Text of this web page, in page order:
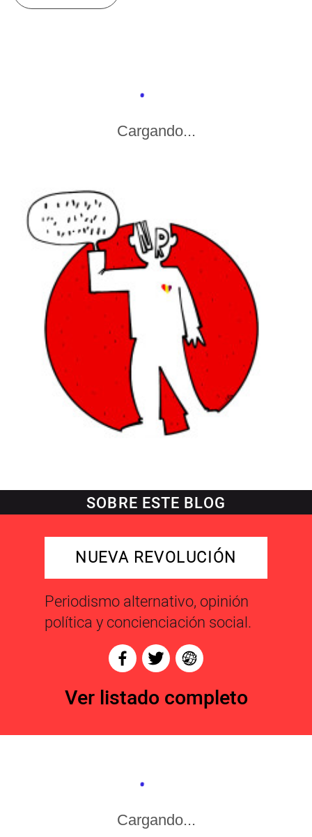
Cargando...
SOBRE ESTE BLOG
NUEVA REVOLUCIÓN
Periodismo alternativo, opinión
política y concienciación social.
Ver listado completo
Cargando...